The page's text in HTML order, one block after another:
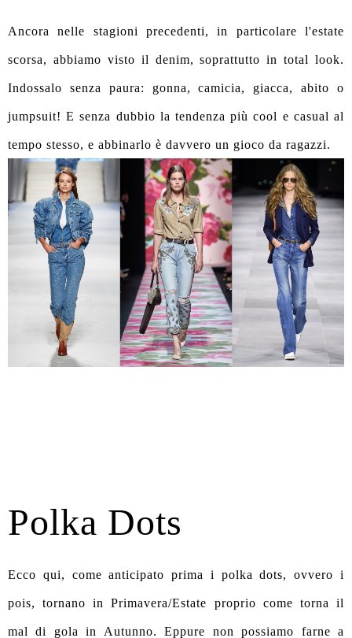
Ancora nelle stagioni precedenti, in particolare l'estate
scorsa, abbiamo visto il denim, soprattutto in total look.
Indossalo senza paura: gonna, camicia, giacca, abito o
jumpsuit! E senza dubbio la tendenza più cool e casual al
tempo stesso, e abbinarlo è davvero un gioco da ragazzi.
Polka Dots
Ecco qui, come anticipato prima i polka dots, ovvero i
pois, tornano in Primavera/Estate proprio come torna il
mal di gola in Autunno. Eppure non possiamo farne a